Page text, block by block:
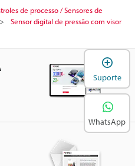
de processo / Sensores de
Sensor digital de pressão com visor
Suporte
WhatsApp